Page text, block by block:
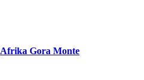
Afrika Gora Monte